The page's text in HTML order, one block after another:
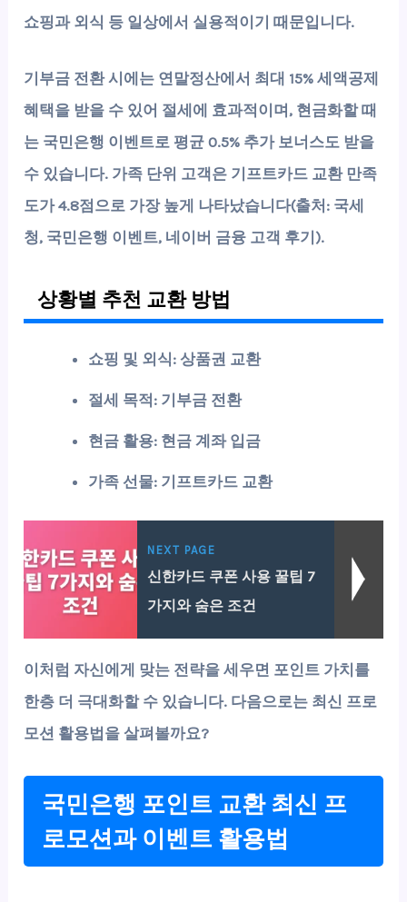
쇼핑과 외식 등 일상에서 실용적이기 때문입니다.
기부금 전환 시에는 연말정산에서 최대 15% 세액공제
혜택을 받을 수 있어 절세에 효과적이며, 현금화할 때
는 국민은행 이벤트로 평균0.5% 추가 보너스도 받을
수 있습니다. 가족 단위 고객은 기프트카드 교환 만족
도가 4.8점으로 가장 높게 나타났습니다(출처: 국세
청, 국민은행 이벤트, 네이버 금융 고객 후기).
상황별 추천 교환 방법
쇼핑 및 외식: 상품권 교환
절세 목적: 기부금 전환
현금 활용: 현금 계좌 입금
가족 선물: 기프트카드 교환
NEXT PAGE
신한카드 쿠폰 사용 꿀팁 7
가지와 숨은 조건
이처럼 자신에게 맞는 전략을 세우면 포인트 가치를
한층 더 극대화할 수 있습니다. 다음으로는 최신 프로
모션 활용법을 살펴볼까요?
국민은행 포인트 교환 최신 프
로모션과 이벤트 활용법